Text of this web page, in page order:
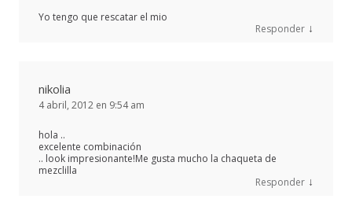
Yo tengo que rescatar el mio
Responder ↓
nikolia
4 abril, 2012 en 9:54 am
hola ..
excelente combinación
.. look impresionante!Me gusta mucho la chaqueta de
mezclilla
Responder ↓